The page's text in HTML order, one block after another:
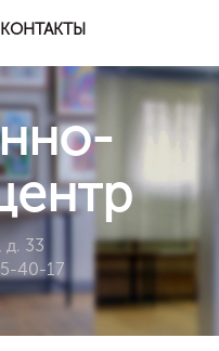
КОНТАКТЫ
д. 33
40-17